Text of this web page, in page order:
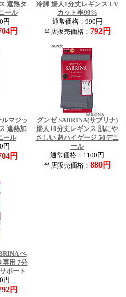
遮熱タ
ール
円
円
冷脚 婦人1分丈レギンス UV
カット率99%
通常価格：990円
当店販売価格： 792円
マジッ
遮熱加
ール
円
円
グンゼ SABRINA(サブリナ)
婦人10分丈レギンス 肌にや
さしい 超ハイゲージ 50デニ
ール
通常価格：1100円
当店販売価格： 880円
ぺ
専用 7分
ポート
円
円